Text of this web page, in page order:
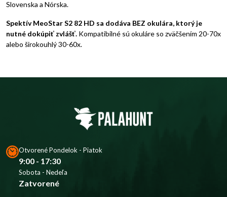
Slovenska a Nórska.
Spektív MeoStar S2 82 HD sa dodáva BEZ okulára, ktorý je
nutné dokúpiť zvlášť. Kompatibilné sú okuláre so zväčšením 20-70x
alebo širokouhlý 30-60x.
Otvorené Pondelok - Piatok
9:00 - 17:30
Sobota - Nedeľa
Zatvorené